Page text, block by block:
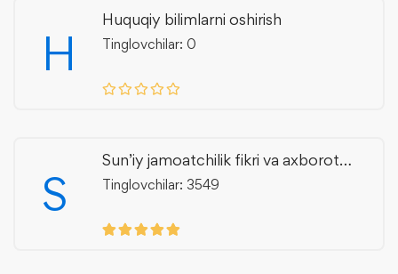
H
Huquqiy bilimlarni oshirish
Tinglovchilar: 0
S
Sun’iy jamoatchilik fikri va axborot
manipulyatsiyasi
Tinglovchilar: 3549